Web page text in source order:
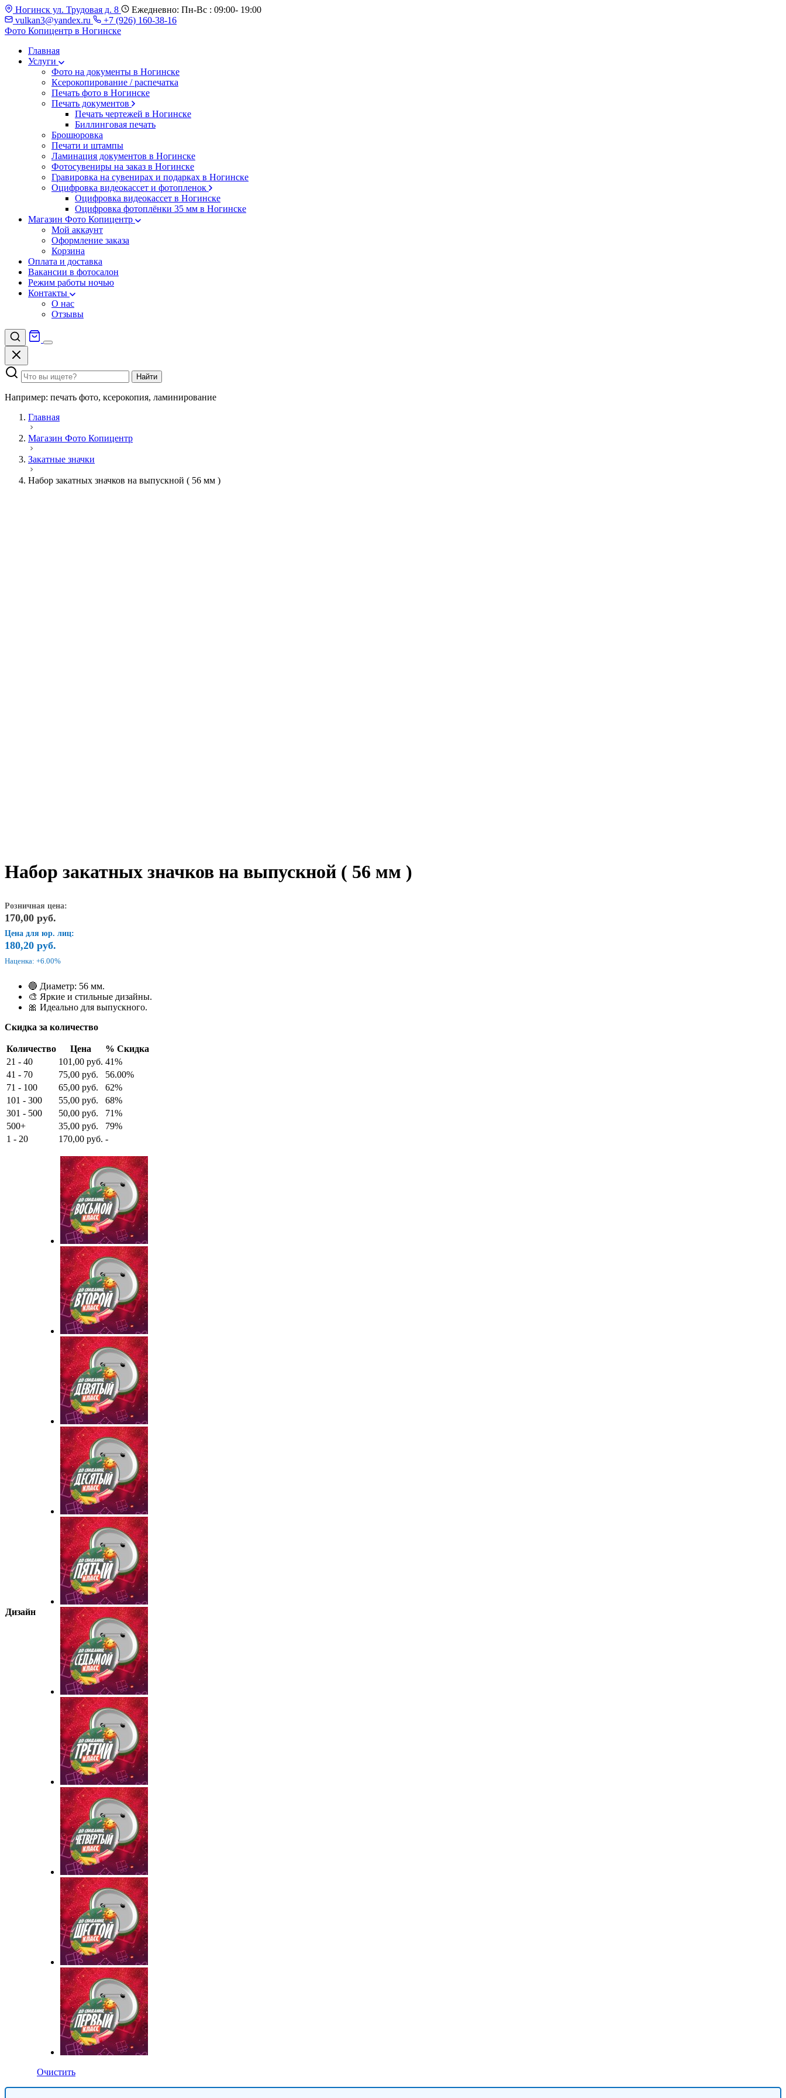
Ногинск ул. Трудовая д. 8
Ежедневно: Пн-Вс : 09:00- 19:00
vulkan3@yandex.ru
+7 (926) 160-38-16
Фото Копицентр в Ногинске
Главная
Услуги
Фото на документы в Ногинске
Ксерокопирование / распечатка
Печать фото в Ногинске
Печать документов
Печать чертежей в Ногинске
Биллинговая печать
Брошюровка
Печати и штампы
Ламинация документов в Ногинске
Фотосувениры на заказ в Ногинске
Гравировка на сувенирах и подарках в Ногинске
Оцифровка видеокассет и фотопленок
Оцифровка видеокассет в Ногинске
Оцифровка фотоплёнки 35 мм в Ногинске
Магазин Фото Копицентр
Мой аккаунт
Оформление заказа
Корзина
Оплата и доставка
Вакансии в фотосалон
Режим работы ночью
Контакты
О нас
Отзывы
Найти
Например: печать фото, ксерокопия, ламинирование
Главная
Магазин Фото Копицентр
Закатные значки
Набор закатных значков на выпускной ( 56 мм )
Набор закатных значков на выпускной ( 56 мм )
Розничная цена:
170,00 руб.
Цена для юр. лиц:
180,20 руб.
Наценка: +6.00%
🔵 Диаметр: 56 мм.
🎨 Яркие и стильные дизайны.
🎀 Идеально для выпускного.
Скидка за количество
Количество Цена
% Скидка
21 - 40
101,00 руб. 41%
41 - 70
75,00 руб.
56.00%
71 - 100
65,00 руб.
62%
101 - 300
55,00 руб.
68%
301 - 500
50,00 руб.
71%
500+
35,00 руб.
79%
1 - 20
170,00 руб. -
Дизайн
Очистить